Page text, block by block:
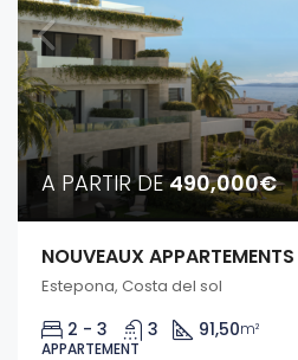
A PARTIR DE490,000€
Estepona, Costa del sol
2 - 3 3 91,50m²
APPARTEMENT